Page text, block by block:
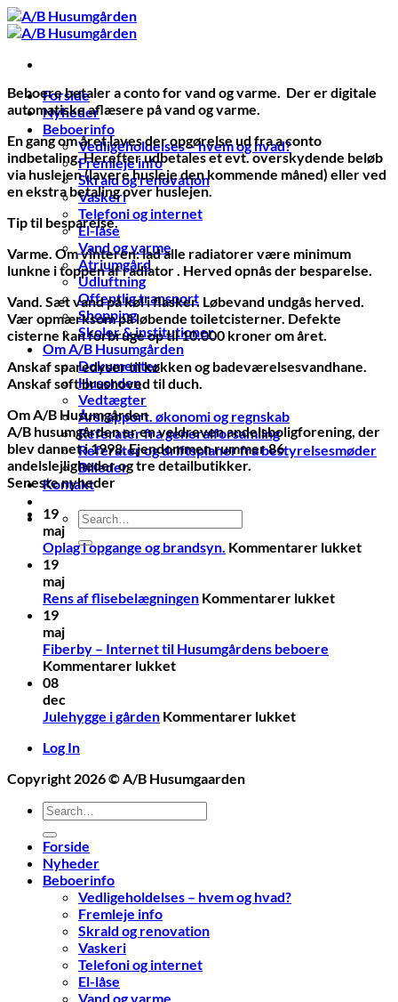
Fortsæt
til
Forside
Nyheder
Beboerinfo
Vedligeholdelses – hvem og hvad?
Fremleje info
Skrald og renovation
Vaskeri
Telefoni og internet
El-låse
Vand og varme
Atriumgård
Udluftning
Offentlig transport
Shopping
Skoler & institutioner
Om A/B Husumgården
Dokumenter
Husorden
Vedtægter
Årsrapport. økonomi og regnskab
Referater fra generalforsamling
Referater og driftsplaner fra bestyrelsesmøder
Billeder
Kontakt
Beboere betaler a conto for vand og varme. Der er digitale
automatiske aflæsere på vand og varme.
En gang om året laves der opgørelse ud fra a conto
indbetaling. Herefter udbetales et evt. overskydende beløb
via huslejen (lavere husleje den kommende måned) eller ved
en ekstra betaling over huslejen.
Tip til besparelse.
Varme. Om vinteren: lad alle radiatorer være minimum
lunkne i toppen af radiator . Herved opnås der besparelse.
Vand. Sæt vand på køl i flasker. Løbevand undgås herved.
Vær opmærksom på løbende toiletcisterner. Defekte
cisterne kan forbruge op til 10.000 kroner om året.
Anskaf sparedyser til køkken og badeværelsesvandhane.
Anskaf soft brushoved til duch.
Om A/B Husumgården
A/B husumgården er en veldreven andelsboligforening, der
blev dannet i 1998. Ejendommen rummer 86
andelslejligheder og tre detailbutikker.
Seneste nyheder
19
maj
Oplag i opgange og brandsyn. Kommentarer lukkettil
19
maj
Rens af flisebelægningen Kommentarer lukkettil
19
maj
Fiberby – Internet til Husumgårdens beboere
Kommentarer lukkettil
Internet
08
dec
Julehygge i gården Kommentarer lukkettil
Log In
Copyright 2026 ©A/B Husumgaarden
Forside
Nyheder
Beboerinfo
Vedligeholdelses – hvem og hvad?
Fremleje info
Skrald og renovation
Vaskeri
Telefoni og internet
El-låse
Vand og varme